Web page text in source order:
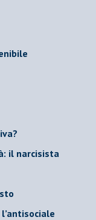
il narcisista